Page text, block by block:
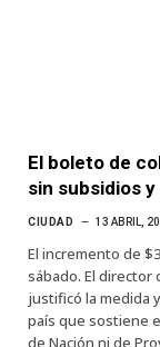
El boleto de
sin subsidios
CIUDAD 13 ABRIL,
El incremento de
sábado. El director
justificó la medida
país que sostiene
de Nación ni de